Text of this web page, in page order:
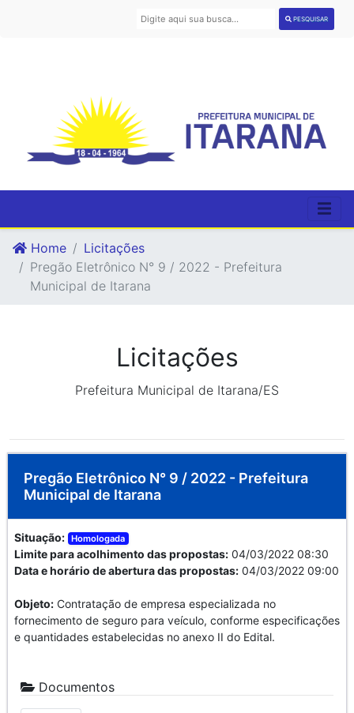
PESQUISAR
Home
Licitações
Pregão Eletrônico N° 9 / 2022 - Prefeitura
Municipal de Itarana
Licitações
Prefeitura Municipal de Itarana/ES
Pregão Eletrônico N° 9 / 2022 - Prefeitura
Municipal de Itarana
Situação: Homologada
Limite para acolhimento das propostas: 04/03/2022 08:30
Data e horário de abertura das propostas: 04/03/2022 09:00
Objeto: Contratação de empresa especializada no
fornecimento de seguro para veículo, conforme especificações
e quantidades estabelecidas no anexo II do Edital.
Documentos